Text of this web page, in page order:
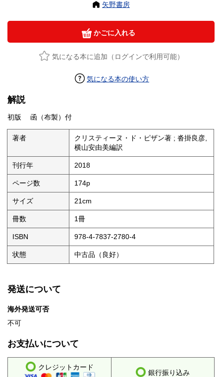
矢野書房
かごに入れる
気になる本に追加（ログインで利用可能）
気になる本の使い方
解説
初版 函（布製）付
著者
クリスティーヌ・ド・ピザン著 ; 沓掛良彦,
横山安由美編訳
刊行年 2018
ページ数 174p
サイズ 21cm
冊数 1冊
ISBN 978-4-7837-2780-4
状態 中古品（良好）
発送について
海外発送可否
不可
お支払いについて
クレジットカード
銀行振り込み